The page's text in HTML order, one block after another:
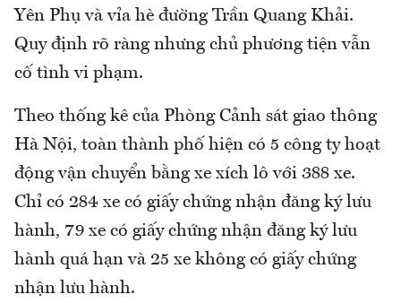
Yên Phụ và vỉa hè đường Trần Quang Khải.
Quy định rõ ràng nhưng chủ phương tiện vẫn
cố tình vi phạm.
Theo thống kê của Phòng Cảnh sát giao thông
Hà Nội, toàn thành phố hiện có 5 công ty hoạt
động vận chuyển bằng xe xích lô với 388 xe.
Chỉ có 284 xe có giấy chứng nhận đăng ký lưu
hành, 79 xe có giấy chứng nhận đăng ký lưu
hành quá hạn và 25 xe không có giấy chứng
nhận lưu hành.